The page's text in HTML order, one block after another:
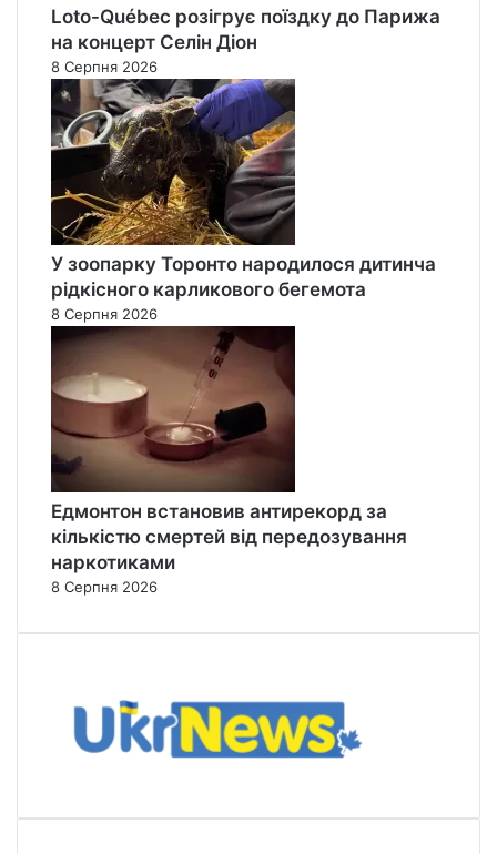
Loto-Québec розігрує поїздку до Парижа
на концерт Селін Діон
8 Серпня 2026
У зоопарку Торонто народилося дитинча
рідкісного карликового бегемота
8 Серпня 2026
Едмонтон встановив антирекорд за
кількістю смертей від передозування
наркотиками
8 Серпня 2026